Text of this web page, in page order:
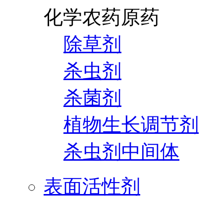
化学农药原药
除草剂
杀虫剂
杀菌剂
植物生长调节剂
杀虫剂中间体
表面活性剂